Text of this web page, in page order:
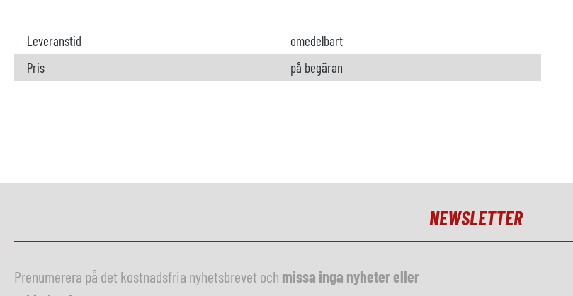
Leveranstid
omedelbart
Pris
på begäran
NEWSLETTER
Prenumerera på det kostnadsfria nyhetsbrevet och missa inga nyheter eller